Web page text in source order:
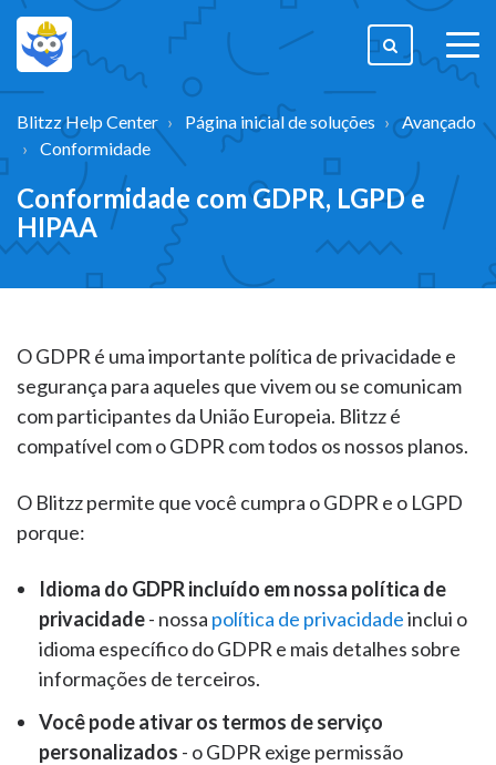
Blitzz Help Center Página inicial de soluções
Avançado
Conformidade
Conformidade com GDPR, LGPD e
HIPAA
O GDPR é uma importante política de privacidade e
segurança para aqueles que vivem ou se comunicam
com participantes da União Europeia. Blitzz é
compatível com o GDPR com todos os nossos planos.
O Blitzz permite que você cumpra o GDPR e o LGPD
porque:
Idioma do GDPR incluído em nossa política de
privacidade- nossa política de privacidadeinclui o
idioma específico do GDPR e mais detalhes sobre
informações de terceiros.
Você pode ativar os termos de serviço
personalizados - o GDPR exige permissão